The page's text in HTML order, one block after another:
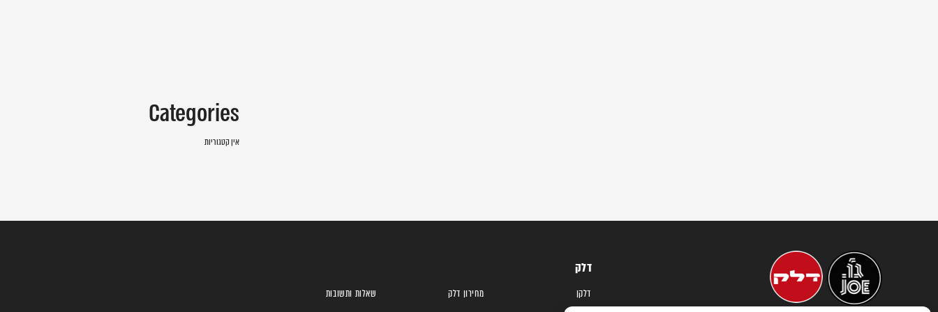
Categories
אין קטגוריות
דלק
דלקן
מחירון דלק
שאלות ותשובות